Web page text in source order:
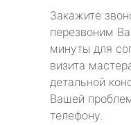
Закажите
перезвоним
минуты для
визита
детальной
Вашей
телефону.